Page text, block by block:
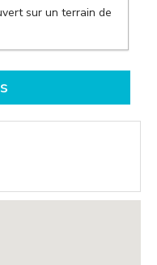
sur un terrain de